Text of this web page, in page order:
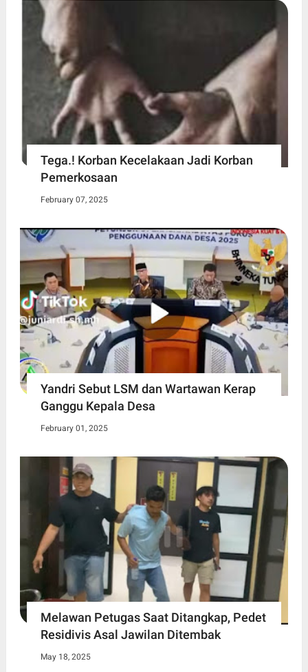
Tega.! Korban Kecelakaan Jadi Korban
Pemerkosaan
February 07, 2025
Yandri Sebut LSM dan Wartawan Kerap
Ganggu Kepala Desa
February 01, 2025
Melawan Petugas Saat Ditangkap, Pedet
Residivis Asal Jawilan Ditembak
May 18, 2025